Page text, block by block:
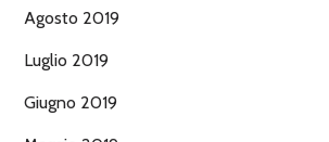
Agosto 2019
Luglio 2019
Giugno 2019